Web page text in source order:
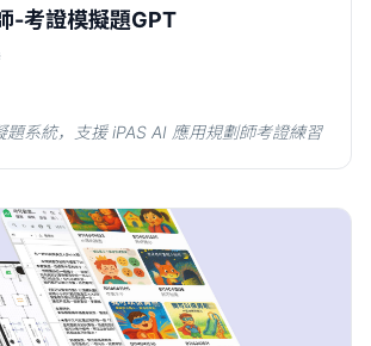
-考證模擬題GPT
題系統，支援 iPAS AI 應用規劃師考證練習